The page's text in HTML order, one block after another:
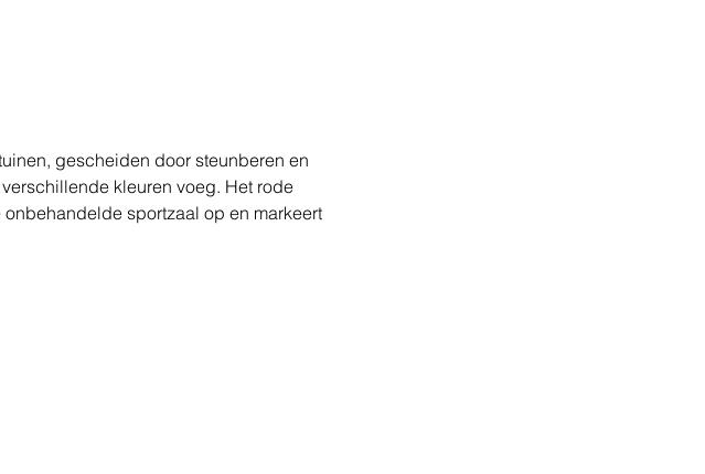
gescheiden door steunberen en
kleuren voeg. Het rode
sportzaal op en markeert